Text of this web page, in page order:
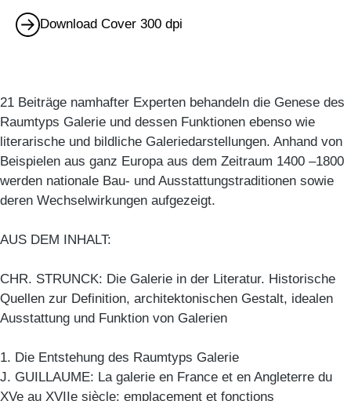
Download Cover 300 dpi
21 Beiträge namhafter Experten behandeln die Genese des
Raumtyps Galerie und dessen Funktionen ebenso wie
literarische und bildliche Galeriedarstellungen. Anhand von
Beispielen aus ganz Europa aus dem Zeitraum 1400 –1800
werden nationale Bau- und Ausstattungstraditionen sowie
deren Wechselwirkungen aufgezeigt.
AUS DEM INHALT:
CHR. STRUNCK: Die Galerie in der Literatur. Historische
Quellen zur Definition, architektonischen Gestalt, idealen
Ausstattung und Funktion von Galerien
1. Die Entstehung des Raumtyps Galerie
J. GUILLAUME: La galerie en France et en Angleterre du
XVe au XVIIe siècle: emplacement et fonctions